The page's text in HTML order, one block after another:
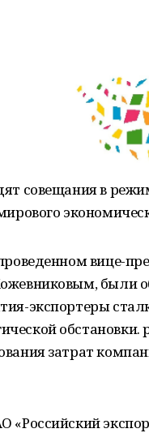
совещания в
вице-
экспортеры
обстановки.
затрат
«Российский